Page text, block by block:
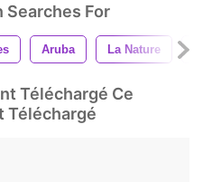
Searches For
Aruba La Nature
Téléchargé Ce
Téléchargé